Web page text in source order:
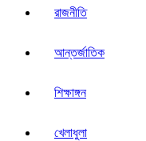
রাজনীতি
আন্তর্জাতিক
শিক্ষাঙ্গন
খেলাধুলা